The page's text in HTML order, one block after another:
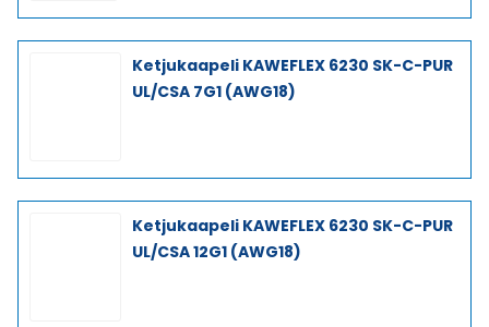
Ketjukaapeli KAWEFLEX 6230 SK-C-PUR
UL/CSA 7G1 (AWG18)
Ketjukaapeli KAWEFLEX 6230 SK-C-PUR
UL/CSA 12G1 (AWG18)